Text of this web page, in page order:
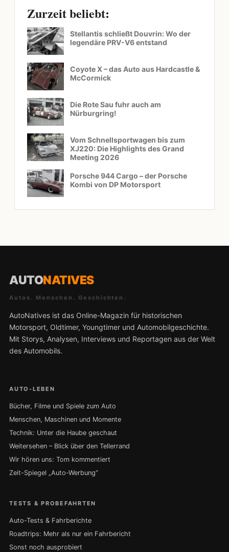
Zurzeit beliebt:
Stellantis schließt Douvrin: Wo der
legendäre PRV-V6 entstand
Coyote X – das Auto aus Hardcastle &
McCormick
Die Rote Sau fuhr auch am
Nürburgring!
Vom Schnellsportwagen bis zum
XJ220: Die Highlights des Grand
Meeting 2026
Porsche 944 Cargo – der Porsche
Kombi von DP Motorsport
AUTONATIVES
Autos. Menschen. Geschichten.
AutoNatives ist das Online-Magazin für historischen
Motorsport, Oldtimer, Youngtimer und Automobilgeschichte.
Mit Storys, Analysen, Interviews und Reportagen aus der Welt
des Automobils.
AUTO-LEBEN
Bücher, Filme und Spiele zum Auto
Menschen, Maschinen und Momente
Technik: Unter die Haube geschaut
Weitersehen – Blick über den Tellerrand
Wir hören uns: Tom kommentiert
Zeit-Spiegel „Auto-Werbung“
TESTS & PROBEFAHRTEN
Auto-Tests & Fahrberichte
Roadtrips: Mehr als nur ein Fahrbericht
Sonst noch ausprobiert